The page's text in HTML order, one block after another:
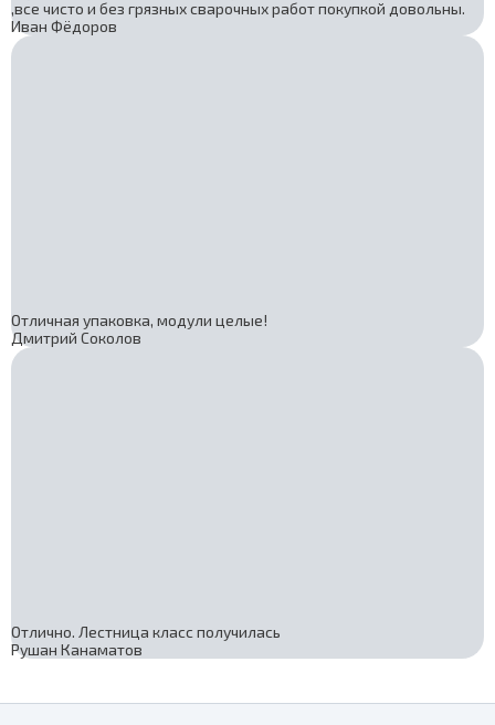
,все чисто и без грязных сварочных работ покупкой довольны.
Иван Фёдоров
Отличная упаковка, модули целые!
Дмитрий Соколов
Отлично. Лестница класс получилась
Рушан Канаматов